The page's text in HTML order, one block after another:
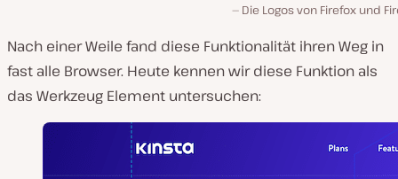
Die Logos von Firefox und
Nach einer Weile fand diese Funktionalität ihren Weg in
fast alle Browser. Heute kennen wir diese Funktion als
das Werkzeug Element untersuchen: